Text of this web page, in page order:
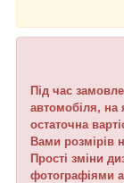
Під час
автомобіля, на
остаточна
Вами розмірів
Прості зміни
фотографіями